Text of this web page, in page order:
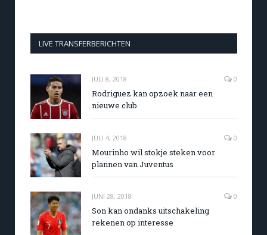
LIVE TRANSFERBERICHTEN
JULI 8, 2018 0
Rodriguez kan opzoek naar een
nieuwe club
JULI 4, 2018 0
Mourinho wil stokje steken voor
plannen van Juventus
JUNI 28, 2018 0
Son kan ondanks uitschakeling
rekenen op interesse